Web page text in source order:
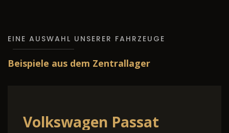
EINE AUSWAHL UNSERER FAHRZEUGE
Beispiele aus dem Zentrallager
Volkswagen Passat